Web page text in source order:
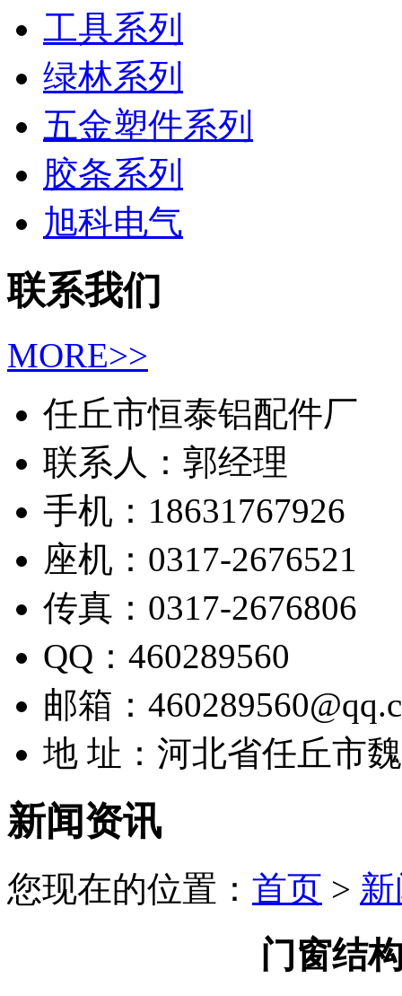
工具系列
绿林系列
五金塑件系列
胶条系列
旭科电气
联系我们
MORE>>
任丘市恒泰铝配件厂
联系人：郭经理
手机：18631767926
座机：0317-2676521
传真：0317-2676806
QQ：460289560
邮箱：
地 址：河北省任丘市
新闻资讯
您现在的位置： 首页 >
门窗结